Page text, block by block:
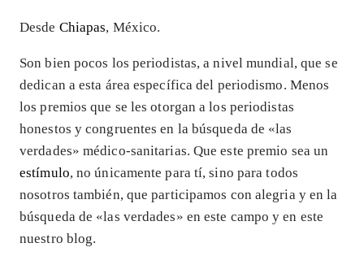
Desde Chiapas, México.
Son bien pocos los periodistas, a nivel mundial, que se
dedican a esta área específica del periodismo. Menos
los premios que se les otorgan a los periodistas
honestos y congruentes en la búsqueda de «las
verdades» médico-sanitarias. Que este premio sea un
estímulo, no únicamente para tí, sino para todos
nosotros también, que participamos con alegria y en la
búsqueda de «las verdades» en este campo y en este
nuestro blog.